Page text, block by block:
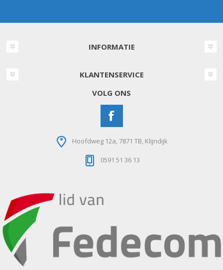
INFORMATIE
KLANTENSERVICE
VOLG ONS
Hoofdweg 12a, 7871 TB, Klijndijk
0591 51 36 13